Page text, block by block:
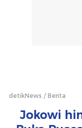
detikNews Berita
Jokowi